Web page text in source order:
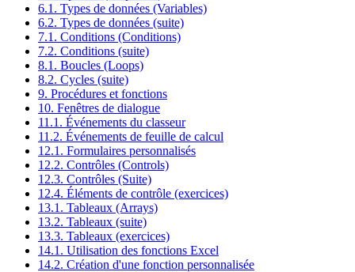
6.1. Types de données (Variables)
6.2. Types de données (suite)
7.1. Conditions (Conditions)
7.2. Conditions (suite)
8.1. Boucles (Loops)
8.2. Cycles (suite)
9. Procédures et fonctions
10. Fenêtres de dialogue
11.1. Événements du classeur
11.2. Événements de feuille de calcul
12.1. Formulaires personnalisés
12.2. Contrôles (Controls)
12.3. Contrôles (Suite)
12.4. Éléments de contrôle (exercices)
13.1. Tableaux (Arrays)
13.2. Tableaux (suite)
13.3. Tableaux (exercices)
14.1. Utilisation des fonctions Excel
14.2. Création d'une fonction personnalisée